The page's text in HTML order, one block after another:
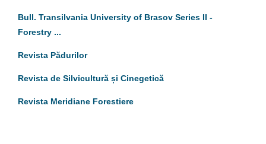
Bull. Transilvania University of Brasov Series II -
Forestry ...
Revista Pădurilor
Revista de Silvicultură și Cinegetică
Revista Meridiane Forestiere